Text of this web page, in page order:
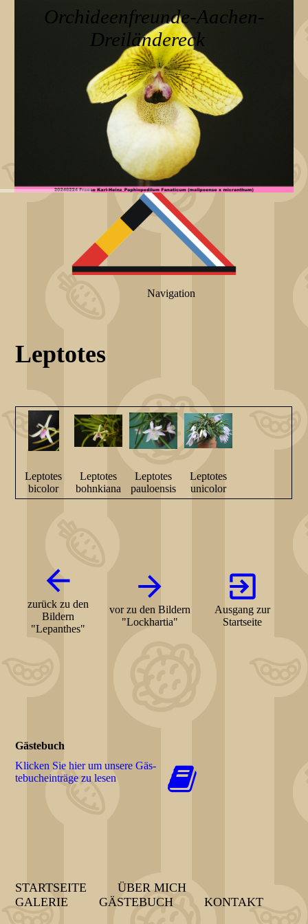
Orchideenfreunde-Aachen-
Dreiländereck
Navigation
Leptotes
Leptotes
bicolor
Leptotes
bohnkiana
Leptotes
pauloensis
Leptotes
unicolor
zurück zu den
Bildern
"Lepanthes"
vor zu den Bildern
"Lockhartia"
Ausgang zur
Startseite
Gästebuch
Klicken Sie hier um unsere Gäs­
te­buch­ein­trä­ge zu lesen
STARTSEITE ÜBER MICH
GALERIEGÄSTEBUCH KONTAKT